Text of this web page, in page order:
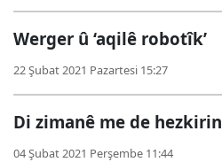
Werger û ‘aqilê robotîk’
22 Şubat 2021 Pazartesi 15:27
Di zimanê me de hezkirin
04 Şubat 2021 Perşembe 11:44